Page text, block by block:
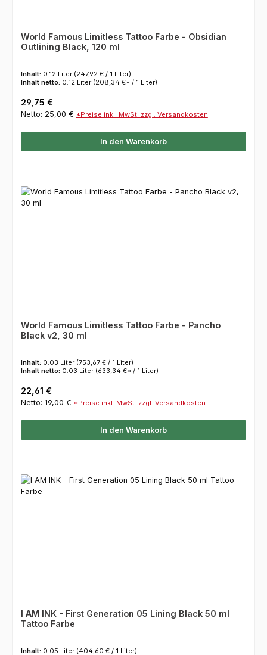
World Famous Limitless Tattoo Farbe - Obsidian
Outlining Black, 120 ml
Inhalt: 0.12 Liter (247,92 € / 1 Liter)
Inhalt netto: 0.12 Liter (208,34 €* / 1 Liter)
Regulärer Preis:
29,75 €
Netto: 25,00 € *Preise inkl. MwSt. zzgl. Versandkosten
In den Warenkorb
World Famous Limitless Tattoo Farbe - Pancho
Black v2, 30 ml
Inhalt: 0.03 Liter (753,67 € / 1 Liter)
Inhalt netto: 0.03 Liter (633,34 €* / 1 Liter)
Regulärer Preis:
22,61 €
Netto: 19,00 € *Preise inkl. MwSt. zzgl. Versandkosten
In den Warenkorb
I AM INK - First Generation 05 Lining Black 50 ml
Tattoo Farbe
Inhalt: 0.05 Liter (404,60 € / 1 Liter)